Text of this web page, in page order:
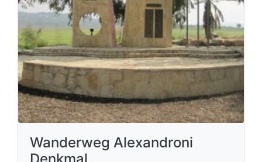
Wanderweg Alexandroni